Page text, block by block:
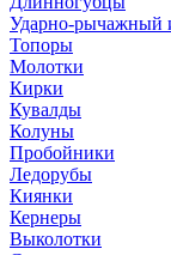
Ударно-рычажный
Топоры
Молотки
Кирки
Кувалды
Колуны
Пробойники
Ледорубы
Киянки
Кернеры
Выколотки